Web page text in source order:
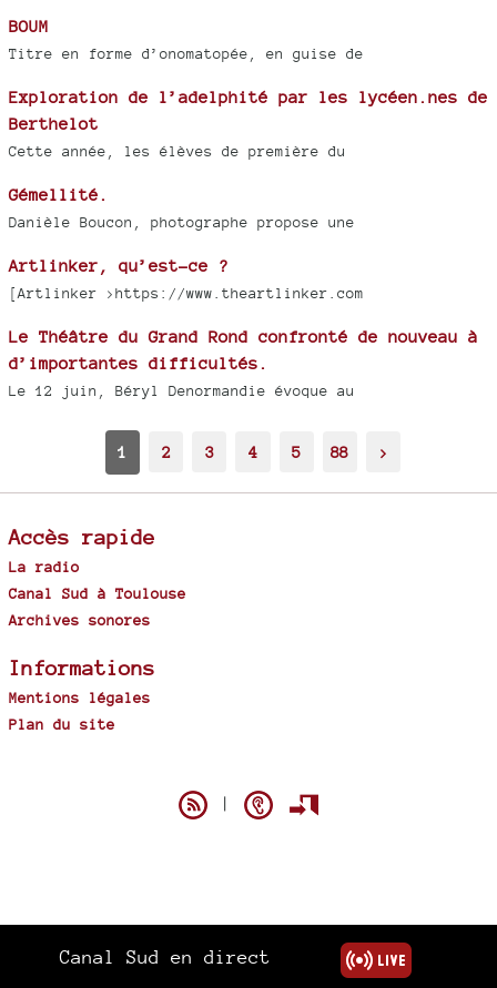
BOUM
Titre en forme d’onomatopée, en guise de
Exploration de l’adelphité par les lycéen.nes de
Berthelot
Cette année, les élèves de première du
Gémellité.
Danièle Boucon, photographe propose une
Artlinker, qu’est-ce ?
[Artlinker >https://www.theartlinker.com
Le Théâtre du Grand Rond confronté de nouveau à
d’importantes difficultés.
Le 12 juin, Béryl Denormandie évoque au
1 2 3 4 5 88 >
Accès rapide
La radio
Canal Sud à Toulouse
Archives sonores
Informations
Mentions légales
Plan du site
|
Canal Sud en direct